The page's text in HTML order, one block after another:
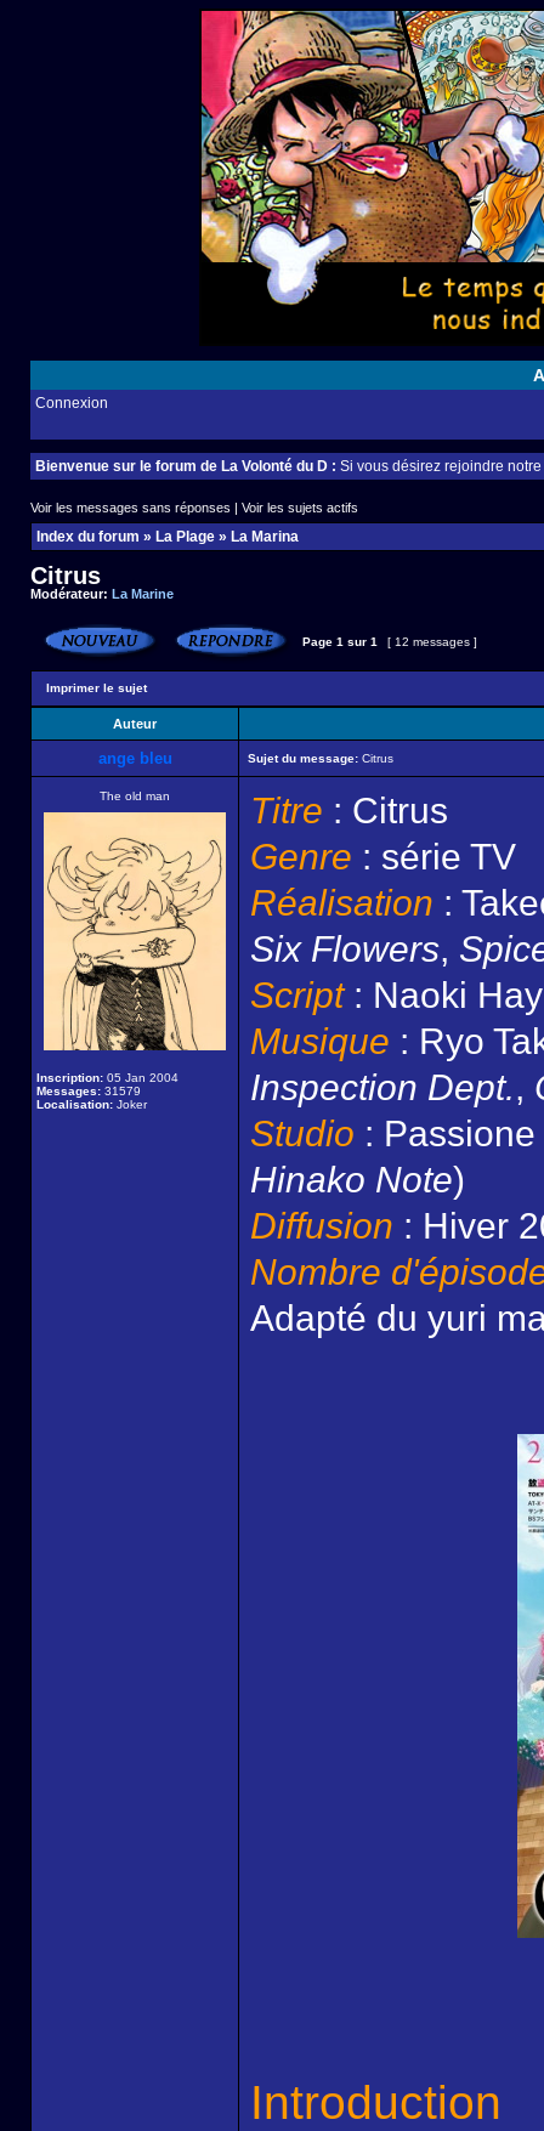
Connexion
Bienvenue sur le forum de La Volonté du D : Si vous désirez rejoindre
Voir les messages sans réponses | Voir les sujets actifs
Index du forum » La Plage » La Marina
Citrus
Modérateur: La Marine
Page 1 sur 1 [ 12 messages ]
Imprimer le sujet
Auteur
ange bleu Sujet du message: Citrus
The old man
Inscription: 05 Jan 2004
Messages: 31579
Localisation: Joker
Titre : Citrus
Genre : série TV
Réalisation :
Six Flowers,
Script: Naoki
Musique : Ryo
Inspection Dept.,
Studio : Passione
Hinako Note)
Diffusion : Hiver
Nombre
Adapté du yuri
Introduction